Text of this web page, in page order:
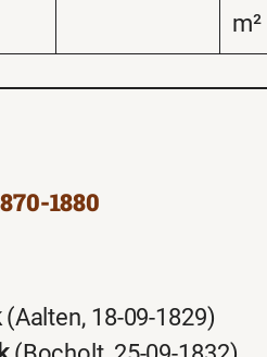
m²
1880
(Aalten, 18-09-1829)